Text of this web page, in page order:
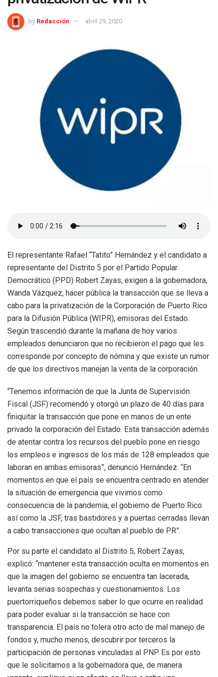
by Redacción abril 29, 2020
El representante Rafael “Tatito” Hernández y el candidato a
representante del Distrito 5 por el Partido Popular
Democrático (PPD) Robert Zayas, exigen a la gobernadora,
Wanda Vázquez, hacer pública la transacción que se lleva a
cabo para la privatización de la Corporación de Puerto Rico
para la Difusión Pública (WIPR), emisoras del Estado.
Según trascendió durante la mañana de hoy varios
empleados denunciaron que no recibieron el pago que les
corresponde por concepto de nómina y que existe un rumor
de que los directivos manejan la venta de la corporación.
“Tenemos información de que la Junta de Supervisión
Fiscal (JSF) recomendó y otorgó un plazo de 40 días para
finiquitar la transacción que pone en manos de un ente
privado la corporación del Estado. Esta transacción además
de atentar contra los recursos del pueblo pone en riesgo
los empleos e ingresos de los más de 128 empleados que
laboran en ambas emisoras”, denunció Hernández. “En
momentos en que el país se encuentra centrado en atender
la situación de emergencia que vivimos como
consecuencia de la pandemia, el gobierno de Puerto Rico
así como la JSF, tras bastidores y a puertas cerradas llevan
a cabo transacciones que ocultan al pueblo de PR”.
Por su parte el candidato al Distrito 5, Robert Zayas,
explicó: “mantener esta transacción oculta en momentos en
que la imagen del gobierno se encuentra tan lacerada,
levanta serias sospechas y cuestionamientos. Los
puertorriqueños debemos saber lo que ocurre en realidad
para poder evaluar si la transacción se hace con
transparencia. El país no tolera otro acto de mal manejo de
fondos y, mucho menos, descubrir por terceros la
participación de personas vinculadas al PNP. Es por esto
que le solicitamos a la gobernadora que, de manera